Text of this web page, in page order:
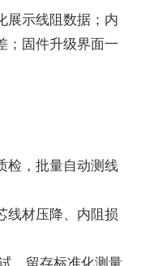
展示线阻数据；内
；固件升级界面一
检，批量自动测线
线材压降、内阻损
，留存标准化测量